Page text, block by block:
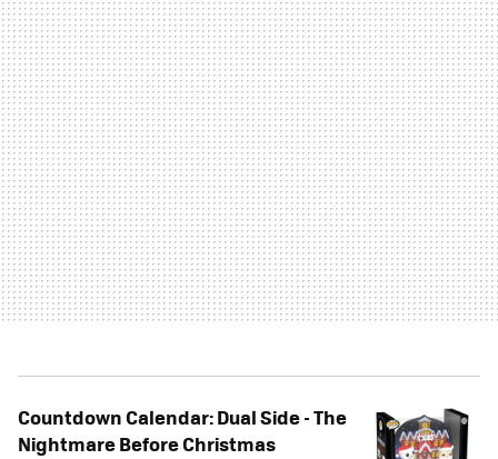
Countdown Calendar: Dual Side - The
Nightmare Before Christmas